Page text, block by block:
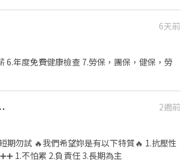
6天前
6.年度免費健康檢查 7.勞保，團保，健保，勞
歡迎學生、二度就業
2週前
🔥 1.抗壓性
6.待人親切 ➕➕➕加分項目➕➕➕➕➕ 1.不怕累 2.負責任 3.長期為主